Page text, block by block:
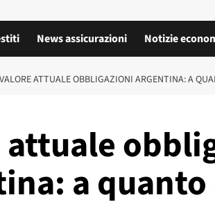
News assicurazioni Notizie
VALORE ATTUALE OBBLIGAZIONI ARGENTINA: A
attuale
a